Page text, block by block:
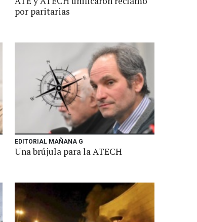
por paritarias
EDITORIAL MAÑANA G
Una brújula para la ATECH